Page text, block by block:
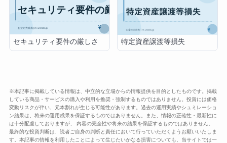
セキュリティ要件の厳しさ 特定資産譲渡等損失
※本記事に掲載している情報は、中立的な立場からの情報提供を目的としたものです。掲載
している商品・サービスの購入や利用を推奨・強制するものではありません。投資には価格
変動リスクが伴い、元本割れが生じる可能性があります。過去の運用実績やシュミレーショ
ン結果は、将来の運用成果を保証するものではありません。また、情報の正確性・最新性に
は十分配慮しておりますが、 内容の完全性や将来の結果を保証するものではありません。
最終的な投資判断は、読者ご自身の判断と責任において行っていただくようお願いいたしま
す。本記事の情報を利用したことによって生じたいかなる損害についても、当サイトでは一